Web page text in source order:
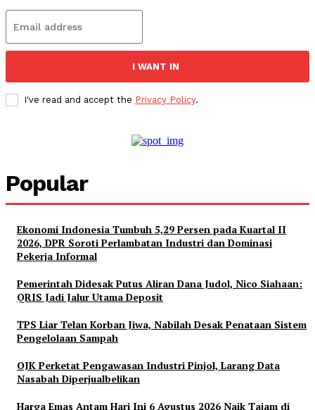
I WANT IN
I've read and accept the Privacy Policy.
Popular
Ekonomi Indonesia Tumbuh 5,29 Persen pada Kuartal II
2026, DPR Soroti Perlambatan Industri dan Dominasi
Pekerja Informal
Pemerintah Didesak Putus Aliran Dana Judol, Nico Siahaan:
QRIS Jadi Jalur Utama Deposit
TPS Liar Telan Korban Jiwa, Nabilah Desak Penataan Sistem
Pengelolaan Sampah
OJK Perketat Pengawasan Industri Pinjol, Larang Data
Nasabah Diperjualbelikan
Harga Emas Antam Hari Ini 6 Agustus 2026 Naik Tajam di